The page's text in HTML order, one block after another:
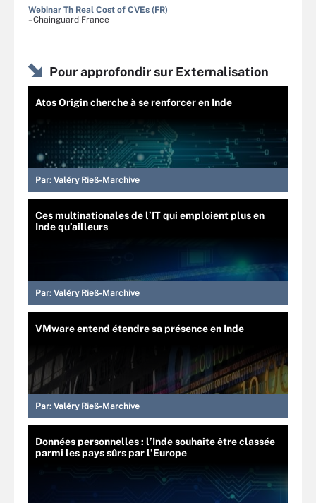
Webinar Th Real Cost of CVEs (FR)
–Chainguard France
Pour approfondir sur Externalisation
Atos Origin cherche à se renforcer en Inde
Par: Valéry Rieß-Marchive
Ces multinationales de l’IT qui emploient plus en
Inde qu’ailleurs
Par: Valéry Rieß-Marchive
VMware entend étendre sa présence en Inde
Par: Valéry Rieß-Marchive
Données personnelles : l’Inde souhaite être classée
parmi les pays sûrs par l’Europe